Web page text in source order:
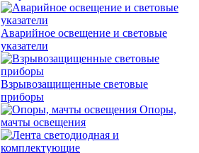
Аварийное освещение и световые
указатели
Взрывозащищенные световые
приборы
Опоры,
мачты освещения